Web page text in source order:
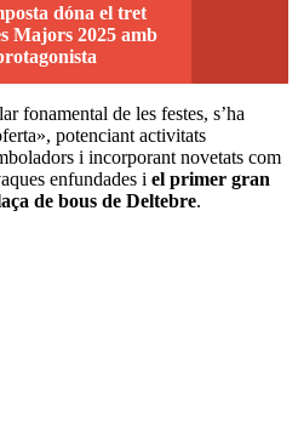
dóna el tret
Majors 2025 amb
fonamental de les festes, s’ha
potenciant activitats
i incorporant novetats com
enfundades i el primer gran
de bous de Deltebre.